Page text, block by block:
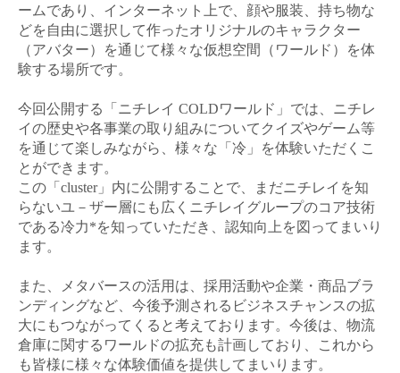
ームであり、インターネット上で、顔や服装、持ち物な
どを自由に選択して作ったオリジナルのキャラクター
（アバター）を通じて様々な仮想空間（ワールド）を体
験する場所です。
今回公開する「ニチレイ COLDワールド」では、ニチレ
イの歴史や各事業の取り組みについてクイズやゲーム等
を通じて楽しみながら、様々な「冷」を体験いただくこ
とができます。
こ の「 cluster」内に公開することで、まだニチレイを知
らないユ－ザー層にも広くニチレイグループのコア技術
である冷力*を知っていただき、認知向上を図ってまいり
ます。
また、メタバースの活用は、採用活動や企業・商品ブラ
ンディングなど、今後予測されるビジネスチャンスの拡
大にもつながってくると考えております。今後は、物流
倉庫に関するワールドの拡充も計画しており、これから
も皆様に様々な体験価値を提供してまいります。